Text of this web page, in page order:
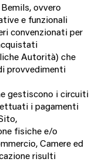
ovvero
e funzionali
convenzionati per
Autorità) che
provvedimenti
gestiscono i circuiti
i pagamenti
fisiche e/o
Camere ed
risulti